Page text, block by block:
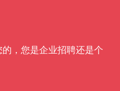
，您是企业招聘还是个